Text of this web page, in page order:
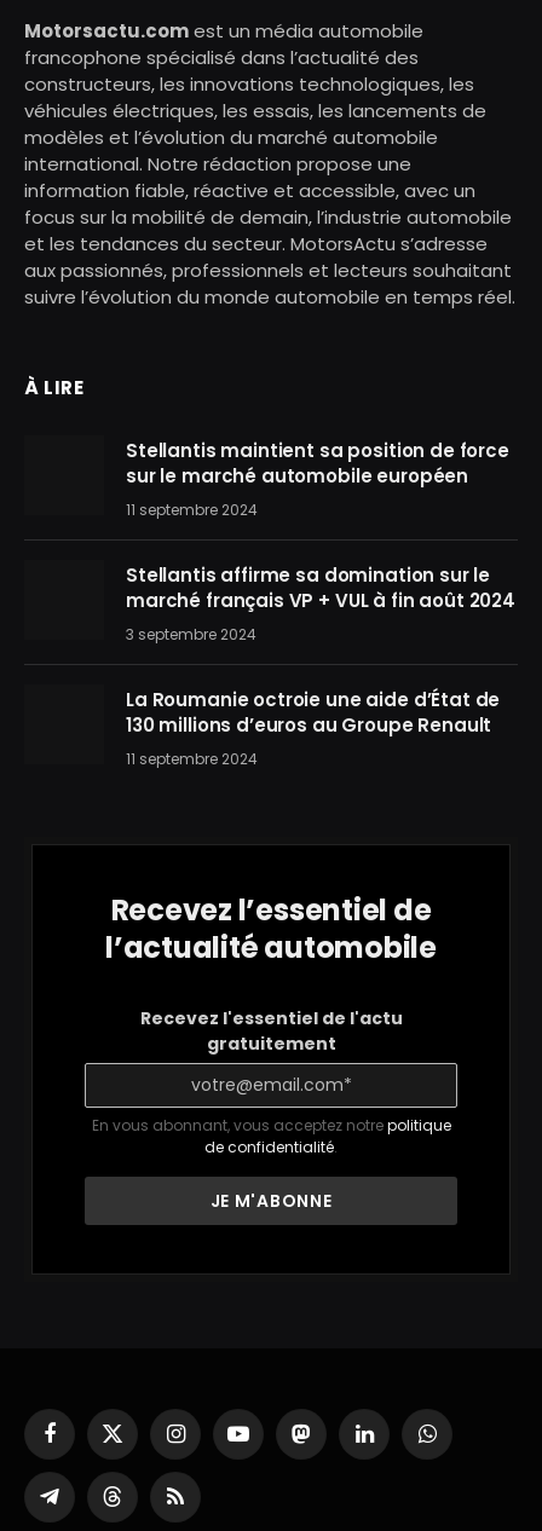
Motorsactu.comest un média automobile
francophone spécialisé dans l’actualité des
constructeurs, les innovations technologiques, les
véhicules électriques, les essais, les lancements de
modèles et l’évolution du marché automobile
international. Notre rédaction propose une
information fiable, réactive et accessible, avec un
focus sur la mobilité de demain, l’industrie automobile
et les tendances du secteur. MotorsActu s’adresse
aux passionnés, professionnels et lecteurs souhaitant
suivre l’évolution du monde automobile en temps réel.
À LIRE
Stellantis maintient sa position de force
sur le marché automobile européen
11 septembre 2024
Stellantis affirme sa domination sur le
marché français VP + VUL à fin août 2024
3 septembre 2024
La Roumanie octroie une aide d’État de
130 millions d’euros au Groupe Renault
11 septembre 2024
Recevez l’essentiel de
l’actualité automobile
Recevez l'essentiel de l'actu
gratuitement
En vous abonnant, vous acceptez notrepolitique
de confidentialité.
Facebook
X
(Twitter)
InstagramYouTubeMastodonLinkedInWhatsApp
PartagerThreadsRSS